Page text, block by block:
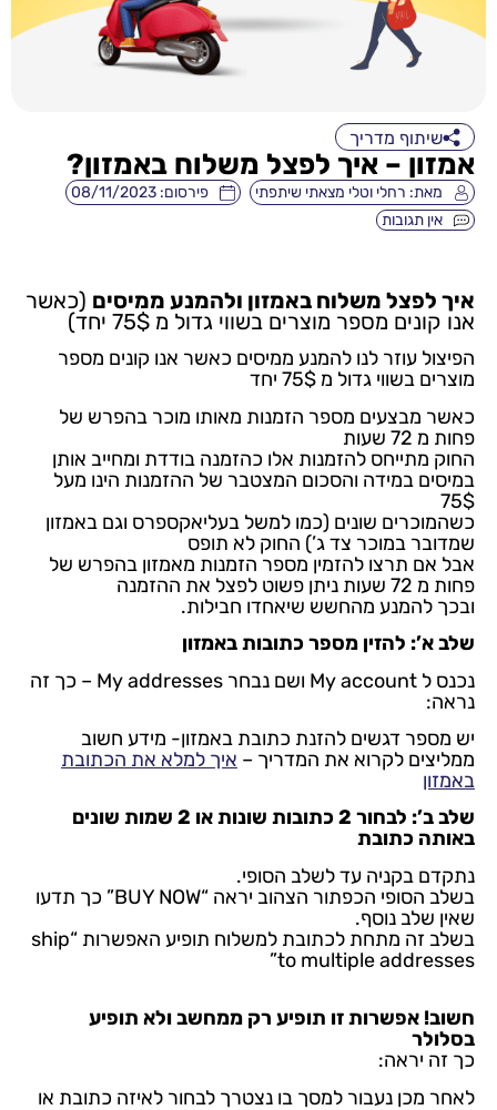
שיתוף מדריך
אמזון – איך לפצל משלוח באמזון?
מאת: רחלי וטלי מצאתי שיתפתי פירסום: 08/11/2023
אין תגובות
איך לפצל משלוח באמזון ולהמנע ממיסים (כאשר
אנו קונים מספר מוצרים בשווי גדול מ 75$ יחד)
הפיצול עוזר לנו להמנע ממיסים כאשר אנו קונים מספר
מוצרים בשווי גדול מ 75$ יחד
כאשר מבצעים מספר הזמנות מאותו מוכר בהפרש של
פחות מ 72 שעות
החוק מתייחס להזמנות אלו כהזמנה בודדת ומחייב אותן
במיסים במידה והסכום המצטבר של ההזמנות הינו מעל
75$
כשהמוכרים שונים (כמו למשל בעליאקספרס וגם באמזון
שמדובר במוכר צד ג’) החוק לא תופס
אבל אם תרצו להזמין מספר הזמנות מאמזון בהפרש של
פחות מ 72 שעות ניתן פשוט לפצל את ההזמנה
ובכך להמנע מהחשש שיאחדו חבילות.
שלב א’: להזין מספר כתובות באמזון
נכנס ל My account ושם נבחר My addresses – כך זה
נראה:
יש מספר דגשים להזנת כתובת באמזון- מידע חשוב
ממליצים לקרוא את המדריך – איך למלא את הכתובת
באמזון
שלב ב’: לבחור 2 כתובות שונות או 2 שמות שונים
באותה כתובת
נתקדם בקניה עד לשלב הסופי.
בשלב הסופי הכפתור הצהוב יראה “BUY NOW” כך תדעו
שאין שלב נוסף.
בשלב זה מתחת לכתובת למשלוח תופיע האפשרות “ship
to multiple addresses”
חשוב! אפשרות זו תופיע רק ממחשב ולא תופיע
בסלולר
כך זה יראה:
לאחר מכן נעבור למסך בו נצטרך לבחור לאיזה כתובת או